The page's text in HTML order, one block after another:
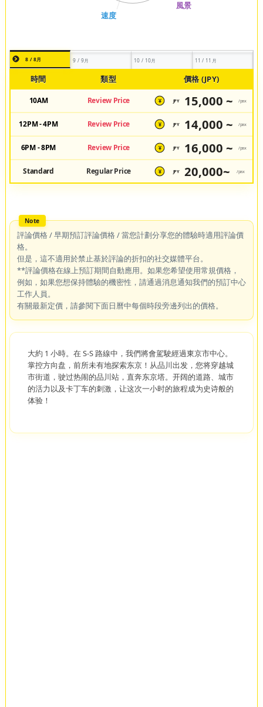
8 / 8月 9 / 9月 10 / 10月 11 / 11月
時間 類型 價格 (JPY)
10AM Review Price ¥ JPY 15,000 ~ /pax
12PM - 4PM Review Price ¥ JPY 14,000 ~ /pax
6PM - 8PM Review Price ¥ JPY 16,000 ~ /pax
Standard Regular Price ¥ JPY 20,000~ /pax
評論價格 / 早期預訂評論價格 / 當您計劃分享您的體驗時適用評論價
格。
但是，這不適用於禁止基於評論的折扣的社交媒體平台。
**評論價格在線上預訂期間自動應用。如果您希望使用常規價格，
例如，如果您想保持體驗的機密性，請通過消息通知我們的預訂中心
工作人員。
有關最新定價，請參閱下面日曆中每個時段旁邊列出的價格。
大約 1 小時。在 S-S 路線中，我們將會駕駛經過東京市中心。
掌控方向盘，前所未有地探索东京！从品川出发，您将穿越城
市街道，驶过热闹的品川站，直奔东京塔。开阔的道路、城市
的活力以及卡丁车的刺激，让这次一小时的旅程成为史诗般的
体验！